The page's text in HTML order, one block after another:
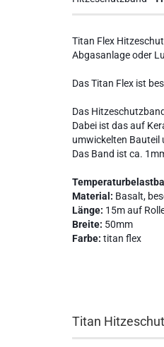
Titan Flex
Abgasanlage oder
Das Titan Flex ist
Das
Dabei ist das auf
umwickelten Bauteil
Das Band ist ca.
Material: Basalt,
Länge: 15m auf
Breite: 50mm
Farbe: titan flex
Titan